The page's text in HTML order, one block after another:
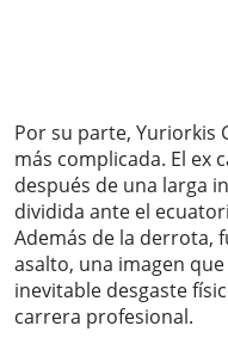
Por su parte, Yuriorkis
más complicada. El ex
después de una larga
dividida ante el
Además de la derrota,
asalto, una imagen
inevitable desgaste
carrera profesional.